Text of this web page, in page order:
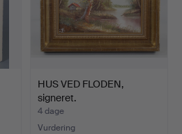
HUS VED FLODEN,
signeret.
4 dage
Vurdering